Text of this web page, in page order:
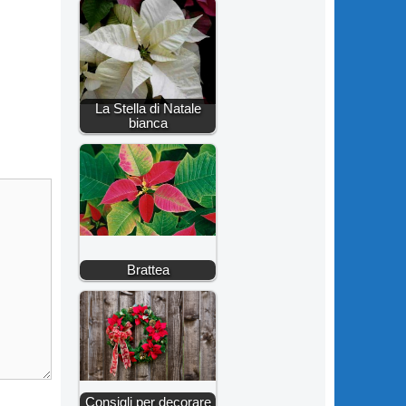
La Stella di Natale
bianca
Brattea
Consigli per decorare